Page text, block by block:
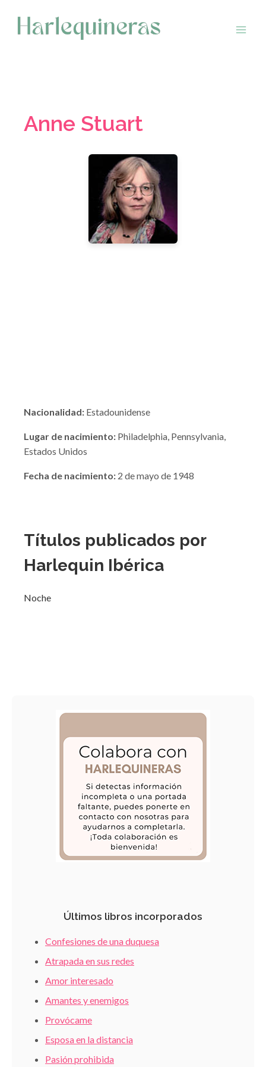
contenido
Anne Stuart
Nacionalidad: Estadounidense
Lugar de nacimiento: Philadelphia, Pennsylvania,
Estados Unidos
Fecha de nacimiento: 2 de mayo de 1948
Títulos publicados por
Harlequin Ibérica
Noche
Últimos libros incorporados
Confesiones de una duquesa
Atrapada en sus redes
Amor interesado
Amantes y enemigos
Provócame
Esposa en la distancia
Pasión prohibida